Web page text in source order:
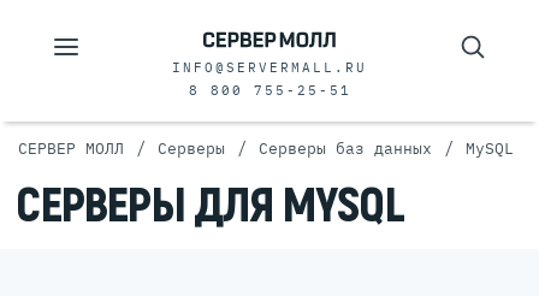
INFO@SERVERMALL.RU
8 800 755-25-51
СЕРВЕР МОЛЛ / Серверы / Серверы баз данных / MySQL
СЕРВЕРЫ ДЛЯ MYSQL